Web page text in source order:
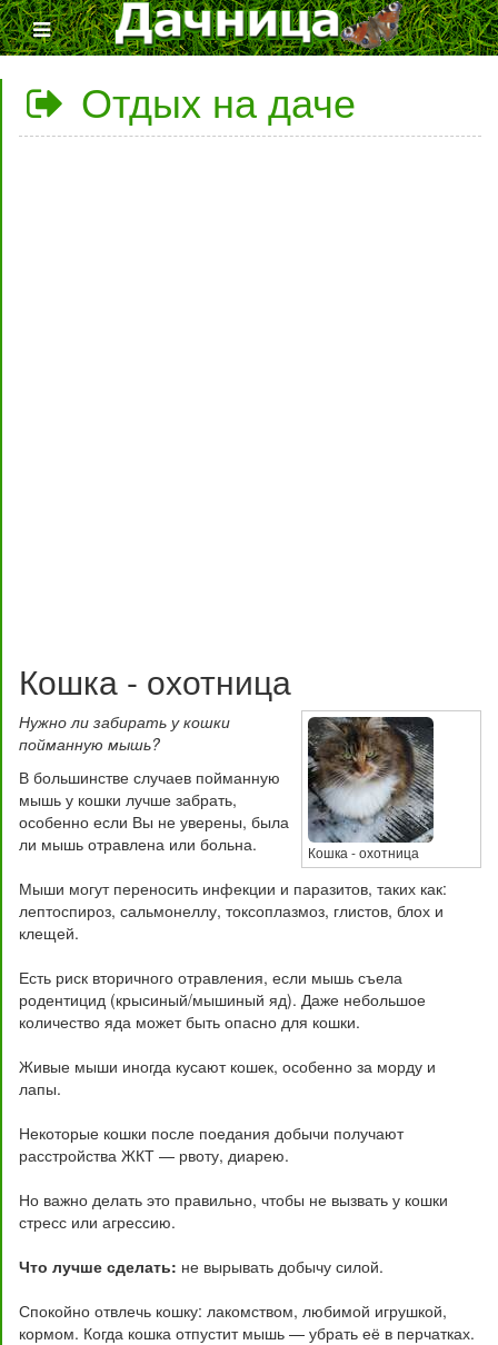
Отдых на даче
Кошка - охотница
Кошка - охотница
Нужно ли забирать у кошки
пойманную мышь?
В большинстве случаев пойманную
мышь у кошки лучше забрать,
особенно если Вы не уверены, была
ли мышь отравлена или больна.
Мыши могут переносить инфекции и паразитов, таких как:
лептоспироз, сальмонеллу, токсоплазмоз, глистов, блох и
клещей.
Есть риск вторичного отравления, если мышь съела
родентицид (крысиный/мышиный яд). Даже небольшое
количество яда может быть опасно для кошки.
Живые мыши иногда кусают кошек, особенно за морду и
лапы.
Некоторые кошки после поедания добычи получают
расстройства ЖКТ — рвоту, диарею.
Но важно делать это правильно, чтобы не вызвать у кошки
стресс или агрессию.
Что лучше сделать: не вырывать добычу силой.
Спокойно отвлечь кошку: лакомством, любимой игрушкой,
кормом. Когда кошка отпустит мышь — убрать её в перчатках.